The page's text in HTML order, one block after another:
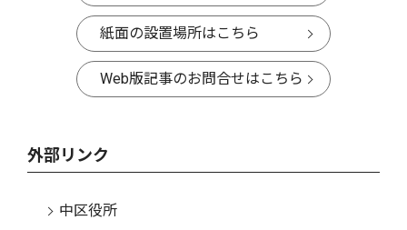
紙面の設置場所はこちら
Web版記事のお問合せはこちら
外部リンク
中区役所